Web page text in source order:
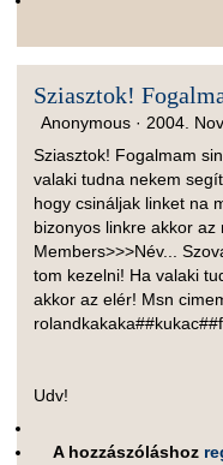
Sziasztok!
Anonymous · 2004.
Sziasztok! Fogalmam
valaki tudna nekem
hogy csináljak linket na
bizonyos linkre akkor
Members>>>Név...
tom kezelni! Ha valaki
akkor az elér! Msn
Udv!
A hozzászóláshoz